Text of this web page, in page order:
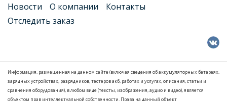
Новости
О компании
Контакты
Отследить заказ
Информация, размещенная на данном сайте (включая сведения об аккумуляторных батареях,
зарядных устройствах, разрядников, тестеров акб, работах и услугах, описания, статьи и
сравнения оборудования), в любом виде (тексты, изображения, аудио и видео), является
объектом прав интеллектуальной собственности. Права на данный объект